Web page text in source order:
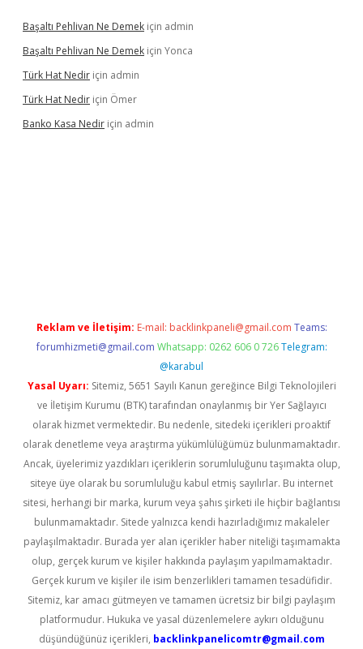
Başaltı Pehlivan Ne Demek için admin
Başaltı Pehlivan Ne Demek için Yonca
Türk Hat Nedir için admin
Türk Hat Nedir için Ömer
Banko Kasa Nedir için admin
Reklam ve İletişim: E-mail: backlinkpaneli@gmail.com Teams:
forumhizmeti@gmail.com Whatsapp: 0262 606 0 726 Telegram:
@karabul
Yasal Uyarı: Sitemiz, 5651 Sayılı Kanun gereğince Bilgi Teknolojileri
ve İletişim Kurumu (BTK) tarafından onaylanmış bir Yer Sağlayıcı
olarak hizmet vermektedir. Bu nedenle, sitedeki içerikleri proaktif
olarak denetleme veya araştırma yükümlülüğümüz bulunmamaktadır.
Ancak, üyelerimiz yazdıkları içeriklerin sorumluluğunu taşımakta olup,
siteye üye olarak bu sorumluluğu kabul etmiş sayılırlar. Bu internet
sitesi, herhangi bir marka, kurum veya şahıs şirketi ile hiçbir bağlantısı
bulunmamaktadır. Sitede yalnızca kendi hazırladığımız makaleler
paylaşılmaktadır. Burada yer alan içerikler haber niteliği taşımamakta
olup, gerçek kurum ve kişiler hakkında paylaşım yapılmamaktadır.
Gerçek kurum ve kişiler ile isim benzerlikleri tamamen tesadüfidir.
Sitemiz, kar amacı gütmeyen ve tamamen ücretsiz bir bilgi paylaşım
platformudur. Hukuka ve yasal düzenlemelere aykırı olduğunu
düşündüğünüz içerikleri, backlinkpanelicomtr@gmail.com